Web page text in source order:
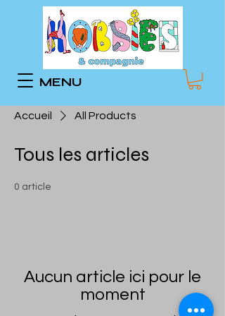
MENU
Accueil All Products
Tous les articles
0 article
Aucun article ici pour le
moment